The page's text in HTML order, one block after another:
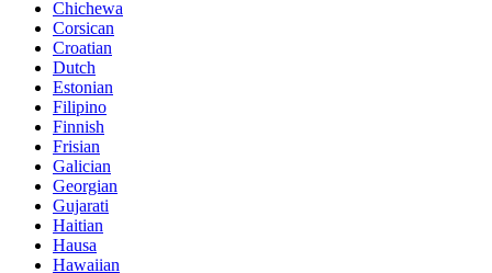
Chichewa
Corsican
Croatian
Dutch
Estonian
Filipino
Finnish
Frisian
Galician
Georgian
Gujarati
Haitian
Hausa
Hawaiian